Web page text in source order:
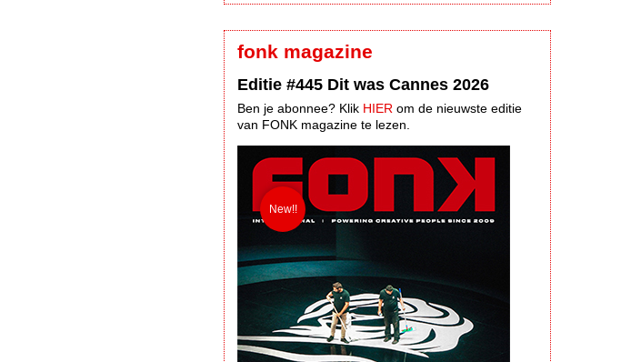
fonk magazine
Editie #445 Dit was Cannes 2026
Ben je abonnee? Klik HIER om de nieuwste editie
van FONK magazine te lezen.